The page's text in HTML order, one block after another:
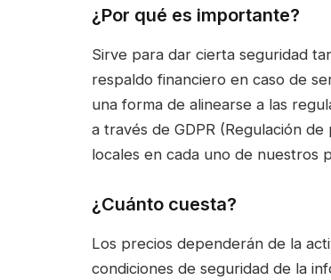
¿Por qué es importante?
Sirve para dar cierta seguridad
respaldo financiero en caso de
una forma de alinearse a las
a través de GDPR (Regulación
locales en cada uno de nuestros
¿Cuánto cuesta?
Los precios dependerán de la
condiciones de seguridad de la